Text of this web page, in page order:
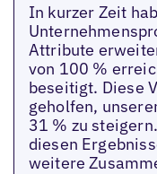
In kurzer Zeit
Attribute
von 100 %
beseitigt. Diese
geholfen,
31 % zu
diesen
weitere